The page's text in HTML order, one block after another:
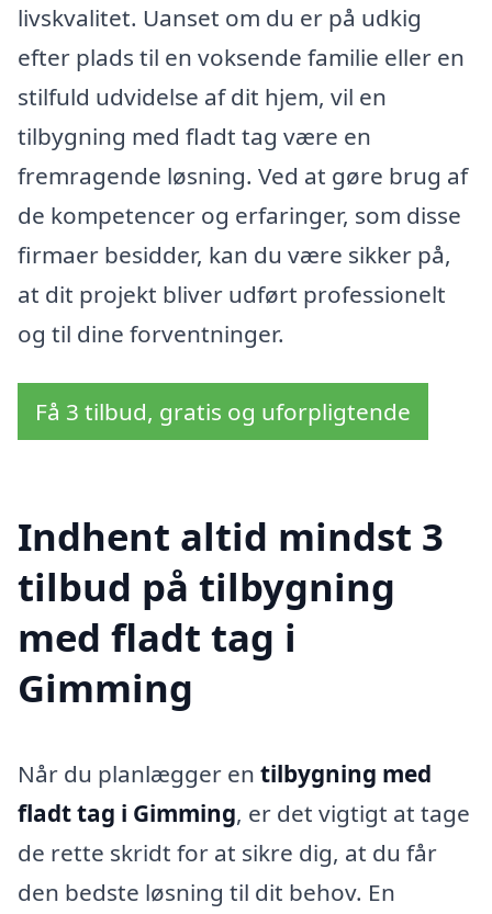
livskvalitet. Uanset om du er på udkig
efter plads til en voksende familie eller en
stilfuld udvidelse af dit hjem, vil en
tilbygning med fladt tag være en
fremragende løsning. Ved at gøre brug af
de kompetencer og erfaringer, som disse
firmaer besidder, kan du være sikker på,
at dit projekt bliver udført professionelt
og til dine forventninger.
Få 3 tilbud, gratis og uforpligtende
Indhent altid mindst 3
tilbud på tilbygning
med fladt tag i
Gimming
Når du planlægger en tilbygning med
fladt tag i Gimming, er det vigtigt at tage
de rette skridt for at sikre dig, at du får
den bedste løsning til dit behov. En